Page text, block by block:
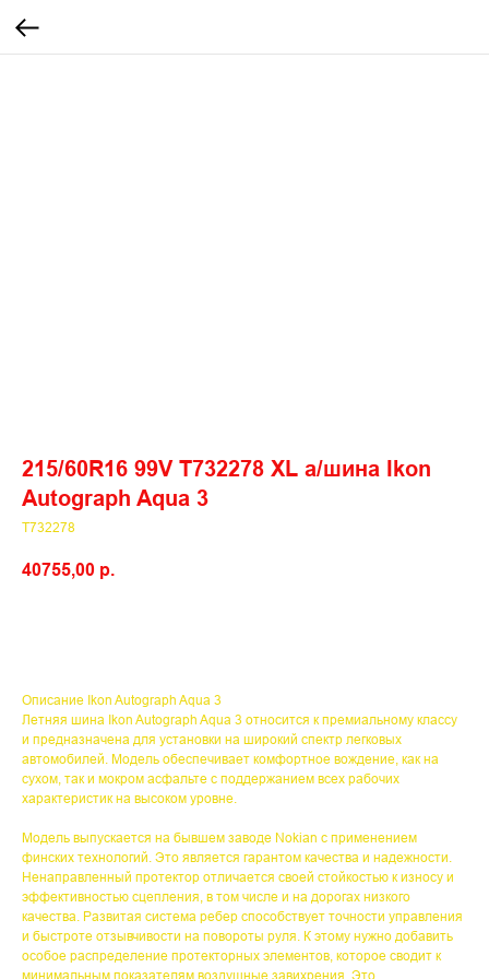
215/60R16 99V T732278 XL а/шина Ikon
Autograph Aqua 3
T732278
40755,00 р.
Описание Ikon Autograph Aqua 3
Летняя шина Ikon Autograph Aqua 3 относится к премиальному классу
и предназначена для установки на широкий спектр легковых
автомобилей. Модель обеспечивает комфортное вождение, как на
сухом, так и мокром асфальте с поддержанием всех рабочих
характеристик на высоком уровне.
Модель выпускается на бывшем заводе Nokian с применением
финских технологий. Это является гарантом качества и надежности.
Ненаправленный протектор отличается своей стойкостью к износу и
эффективностью сцепления, в том числе и на дорогах низкого
качества. Развитая система ребер способствует точности управления
и быстроте отзывчивости на повороты руля. К этому нужно добавить
особое распределение протекторных элементов, которое сводит к
минимальным показателям воздушные завихрения. Это